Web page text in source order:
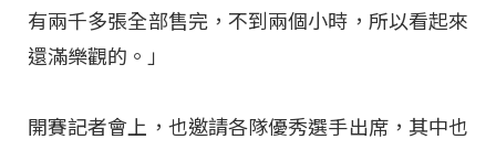
有兩千多張全部售完，不到兩個小時，所以看起來
還滿樂觀的。」
開賽記者會上，也邀請各隊優秀選手出席，其中也